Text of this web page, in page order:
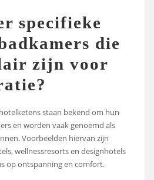
specifieke
die
zijn voor
staan bekend om hun
en worden vaak genoemd als
Voorbeelden hiervan zijn
wellnessresorts en designhotels
op ontspanning en comfort.